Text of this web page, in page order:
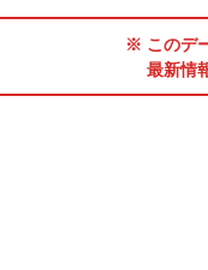
※ このデ
最新情